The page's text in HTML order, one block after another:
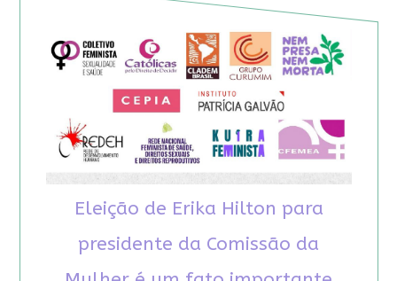
Eleição de Erika Hilton para
presidente da Comissão da